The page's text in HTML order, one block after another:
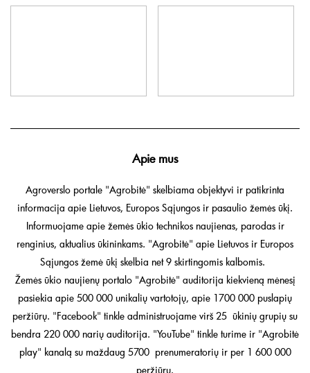
Apie mus
Agroverslo portale "Agrobitė" skelbiama objektyvi ir patikrinta
informacija apie Lietuvos, Europos Sąjungos ir pasaulio žemės ūkį.
Informuojame apie žemės ūkio technikos naujienas, parodas ir
renginius, aktualius ūkininkams. "Agrobitė" apie Lietuvos ir Europos
Sąjungos žemė ūkį skelbia net 9 skirtingomis kalbomis.
Žemės ūkio naujienų portalo "Agrobitė" auditorija kiekvieną mėnesį
pasiekia apie 500 000 unikalių vartotojų, apie 1700 000 puslapių
peržiūrų. "Facebook" tinkle administruojame virš 25 ūkinių grupių su
bendra 220 000 narių auditorija. "YouTube" tinkle turime ir "Agrobitė
play" kanalą su maždaug 5700 prenumeratorių ir per 1 600 000
peržiūrų.